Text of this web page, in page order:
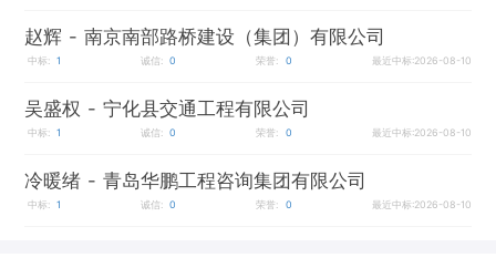
赵辉 - 南京南部路桥建设（集团）有限公司
中标: 1 诚信: 0 荣誉: 0 最近中标:2026-08-10
吴盛权 - 宁化县交通工程有限公司
中标: 1 诚信: 0 荣誉: 0 最近中标:2026-08-10
冷暖绪 - 青岛华鹏工程咨询集团有限公司
中标: 1 诚信: 0 荣誉: 0 最近中标:2026-08-10